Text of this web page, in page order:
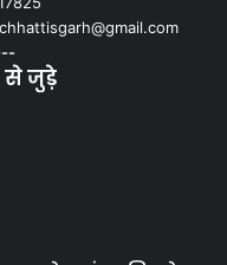
से जुड़े